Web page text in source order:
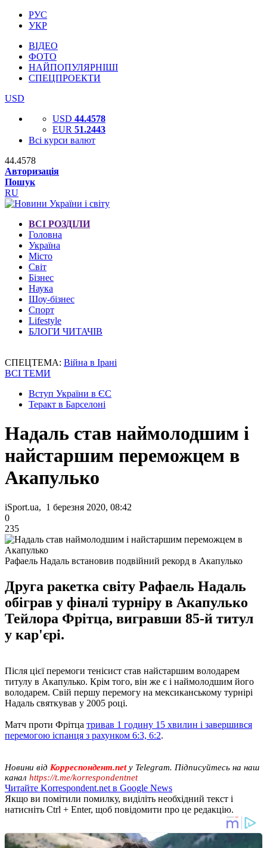
РУС
УКР
ВІДЕО
ФОТО
НАЙПОПУЛЯРНІШІ
СПЕЦПРОЕКТИ
USD
USD 44.4578
EUR 51.2443
Всі курси валют
44.4578
Авторизація
Пошук
RU
ВСІ РОЗДІЛИ
Головна
Україна
Місто
Світ
Бізнес
Наука
Шоу-бізнес
Спорт
Lifestyle
БЛОГИ ЧИТАЧІВ
СПЕЦТЕМА: Війна в Ірані
ВСІ ТЕМИ
Вступ України в ЄС
Теракт в Барселоні
Надаль став наймолодшим і
найстаршим переможцем в
Акапулько
iSport.ua, 1 березня 2020, 08:42
0
235
Рафаель Надаль встановив подвійний рекорд в Акапулько
Друга ракетка світу Рафаель Надаль
обіграв у фіналі турніру в Акапулько
Тейлора Фрітца, вигравши 85-й титул
у кар'єрі.
Після цієї перемоги тенісист став найстаршим володарем
титулу в Акапулько. Крім того, він же є і наймолодшим його
володарем. Свій першу перемогу на мексиканському турнірі
Надаль святкував у 2005 році.
Матч проти Фрітца тривав 1 годину 15 хвилин і завершився
перемогою іспанця з рахунком 6:3, 6:2.
Новини від Корреспондент.net у Telegram. Підписуйтесь на наш
канал https://t.me/korrespondentnet
Читайте Korrespondent.net в Google News
Якщо ви помітили помилку, виділіть необхідний текст і
натисніть Ctrl + Enter, щоб повідомити про це редакцію.